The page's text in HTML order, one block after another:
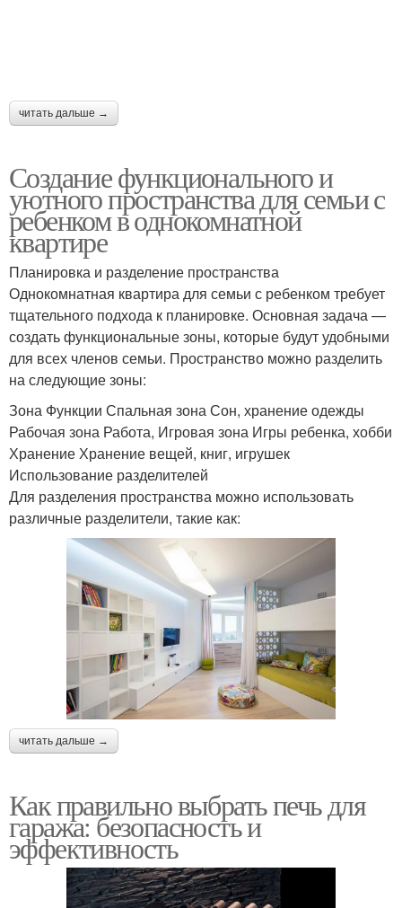
читать дальше →
Создание функционального и
уютного пространства для семьи с
ребенком в однокомнатной
квартире
Планировка и разделение пространства
Однокомнатная квартира для семьи с ребенком требует
тщательного подхода к планировке. Основная задача —
создать функциональные зоны, которые будут удобными
для всех членов семьи. Пространство можно разделить
на следующие зоны:
Зона Функции Спальная зона Сон, хранение одежды
Рабочая зона Работа, Игровая зона Игры ребенка, хобби
Хранение Хранение вещей, книг, игрушек
Использование разделителей
Для разделения пространства можно использовать
различные разделители, такие как:
читать дальше →
Как правильно выбрать печь для
гаража: безопасность и
эффективность